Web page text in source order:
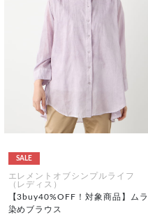
SALE
エレメントオブシンプルライフ
（レディス）
【3buy40%OFF！対象商品】ムラ
染めブラウス